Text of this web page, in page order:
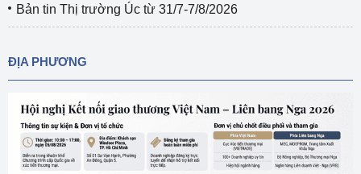
Bản tin Thị trường Úc từ 31/7-7/8/2026
ĐỊA PHƯƠNG